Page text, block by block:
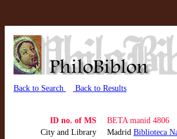
Back to Search Back to Results
ID no. of MS
BETA manid 4806
City and Library
Madrid Biblioteca